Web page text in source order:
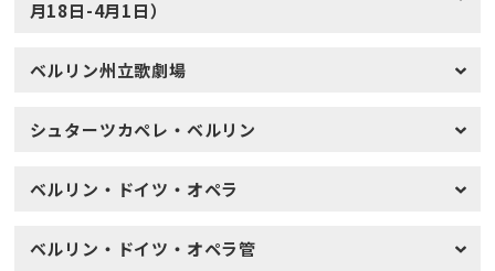
月18日-4月1日）
ベルリン州立歌劇場
シュターツカペレ・ベルリン
ベルリン・ドイツ・オペラ
ベルリン・ドイツ・オペラ管